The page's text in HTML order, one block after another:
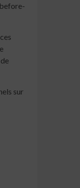
sur